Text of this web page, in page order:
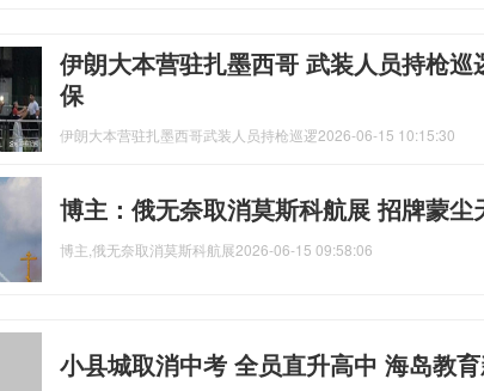
伊朗大本营驻扎墨西哥 武装人员持枪巡
保
伊朗大本营驻扎墨西哥武装人员持枪巡逻2026-06-15 10:15:30
博主：俄无奈取消莫斯科航展 招牌蒙尘
博主,俄无奈取消莫斯科航展2026-06-15 09:58:06
小县城取消中考 全员直升高中 海岛教